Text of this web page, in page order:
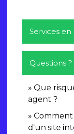
Services
Questions
Que
agent ?
d'un site